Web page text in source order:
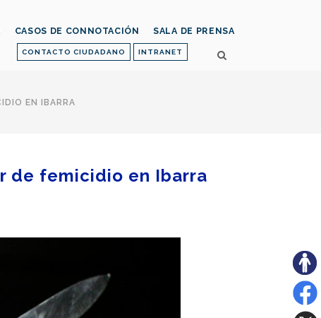
CONTACTO CIUDADANO INTRANET
CASOS DE CONNOTACIÓN SALA DE PRENSA
EN IBARRA
de femicidio en Ibarra